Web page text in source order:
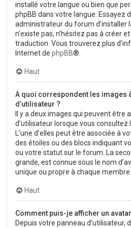
installé votre langue ou bien que
phpBB dans votre langue. Essayez
administrateur du forum d’installer
n’existe pas, n’hésitez pas à créer
traduction. Vous trouverez plus
Internet de phpBB®.
Haut
A quoi correspondent les images
d’utilisateur ?
Il y a deux images qui peuvent être
d’utilisateur lorsque vous consultez
L’une d’elles peut être associée à
des étoiles ou des blocs indiquant
ou votre statut sur le forum. La
grande, est connue sous le nom
unique ou propre à chaque membre.
Haut
Comment puis-je afficher un
Depuis votre panneau d’utilisateur,